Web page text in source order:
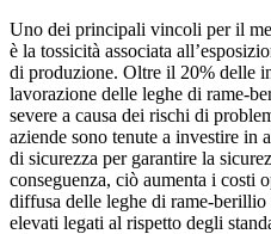
Uno dei principali vincoli per il
è la tossicità associata
di produzione. Oltre il 20% delle
lavorazione delle leghe di rame-
severe a causa dei rischi di
aziende sono tenute a investire in
di sicurezza per garantire la
conseguenza, ciò aumenta i costi
diffusa delle leghe di rame-
elevati legati al rispetto degli